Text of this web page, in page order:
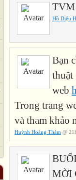
TVM
Hồ Diệu
Bạn
thuật
web
Trong trang
và tham khảo
Huỳnh Hoàng Thám @
MỜI